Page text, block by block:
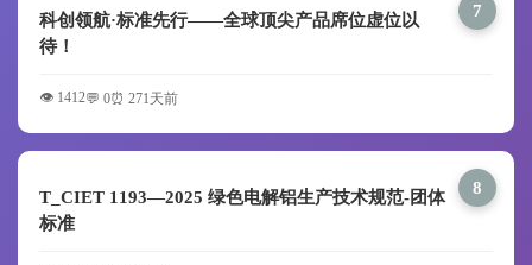
7
科创领航·标准先行——全球顶尖产品席位虚位以
待！
👁️ 1412💬 0⏰ 271天前
8
T_CIET 1193—2025 绿色电解铝生产技术规范-团体
标准